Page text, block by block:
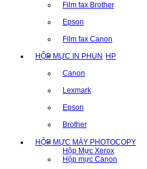
Film fax Brother
Epson
Film fax Canon
HỘP MỰC IN PHUN HP
Canon
Lexmark
Epson
Brother
HỘP MỰC MÁY PHOTOCOPY
Hộp Mực Xerox
Hộp mực Canon